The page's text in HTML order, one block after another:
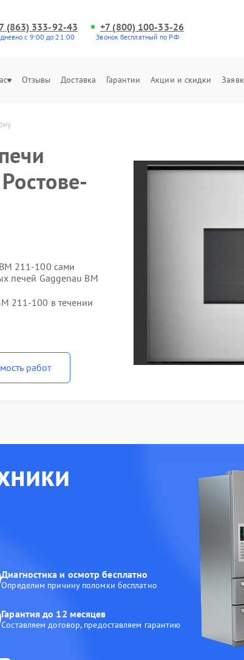
(863) 333-92-43
с 9:00 до 21:00
+7 (800) 100-33-26
Звонок бесплатный по РФ
Отзывы Доставка Гарантии Акции и скидки
211-100 сами
печей Gaggenau BM
211-100 в течении
работ
Диагностика и осмотр бесплатно
Определим причину поломки бесплатно
Гарантия до 12 месяцев
Составляем договор, предоставляем гарантию